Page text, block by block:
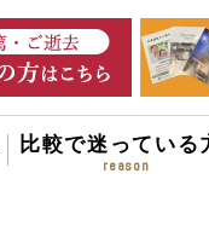
比較で迷っている